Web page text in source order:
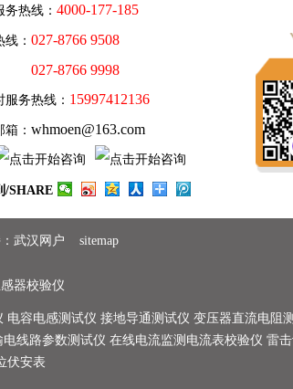
务热线： 4000-177-185
： 027-8766 9508
027-8766 9998
服务热线： 15997412136
： whmoen@163.com
/SHARE
武汉网户 sitemap
器校验仪
电容电感测试仪 接地导通测试仪 变压器直流电阻
电线路参数测试仪 在线电流监测电流表校验仪 雷
伏安表